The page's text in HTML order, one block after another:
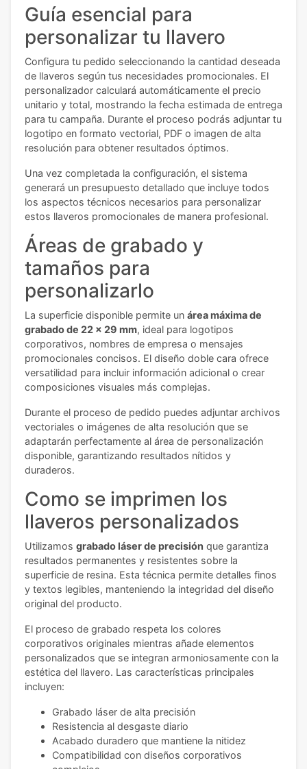
Guía esencial para
personalizar tu llavero
Configura tu pedido seleccionando la cantidad deseada
de llaveros según tus necesidades promocionales. El
personalizador calculará automáticamente el precio
unitario y total, mostrando la fecha estimada de entrega
para tu campaña. Durante el proceso podrás adjuntar tu
logotipo en formato vectorial, PDF o imagen de alta
resolución para obtener resultados óptimos.
Una vez completada la configuración, el sistema
generará un presupuesto detallado que incluye todos
los aspectos técnicos necesarios para personalizar
estos llaveros promocionales de manera profesional.
Áreas de grabado y
tamaños para
personalizarlo
La superficie disponible permite un área máxima de
grabado de 22 x 29 mm, ideal para logotipos
corporativos, nombres de empresa o mensajes
promocionales concisos. El diseño doble cara ofrece
versatilidad para incluir información adicional o crear
composiciones visuales más complejas.
Durante el proceso de pedido puedes adjuntar archivos
vectoriales o imágenes de alta resolución que se
adaptarán perfectamente al área de personalización
disponible, garantizando resultados nítidos y
duraderos.
Como se imprimen los
llaveros personalizados
Utilizamos grabado láser de precisión que garantiza
resultados permanentes y resistentes sobre la
superficie de resina. Esta técnica permite detalles finos
y textos legibles, manteniendo la integridad del diseño
original del producto.
El proceso de grabado respeta los colores
corporativos originales mientras añade elementos
personalizados que se integran armoniosamente con la
estética del llavero. Las características principales
incluyen:
Grabado láser de alta precisión
Resistencia al desgaste diario
Acabado duradero que mantiene la nitidez
Compatibilidad con diseños corporativos